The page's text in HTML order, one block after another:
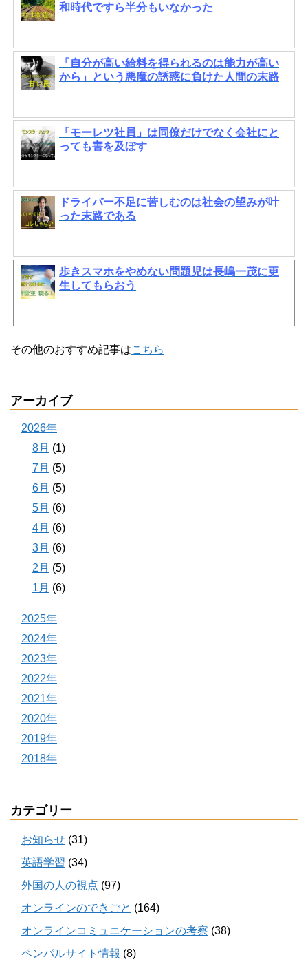
和時代ですら半分もいなかった
「自分が高い給料を得られるのは能力が高い
から」という悪魔の誘惑に負けた人間の末路
「モーレツ社員」は同僚だけでなく会社にと
っても害を及ぼす
ドライバー不足に苦しむのは社会の望みが叶
った末路である
歩きスマホをやめない問題児は長嶋一茂に更
生してもらおう
その他のおすすめ記事はこちら
アーカイブ
2026年
8月 (1)
7月 (5)
6月 (5)
5月 (6)
4月 (6)
3月 (6)
2月 (5)
1月 (6)
2025年
2024年
2023年
2022年
2021年
2020年
2019年
2018年
カテゴリー
お知らせ (31)
英語学習 (34)
外国の人の視点 (97)
オンラインのできごと (164)
オンラインコミュニケーションの考察 (38)
ペンパルサイト情報 (8)